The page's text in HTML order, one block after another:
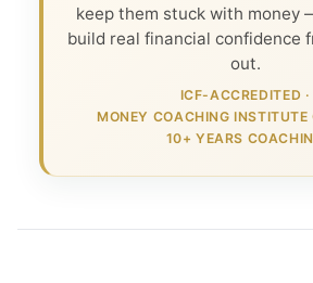
keep them stuck with money
build real financial confidence
out.
ICF-ACCREDITED ·
MONEY COACHING INSTITUTE
10+ YEARS